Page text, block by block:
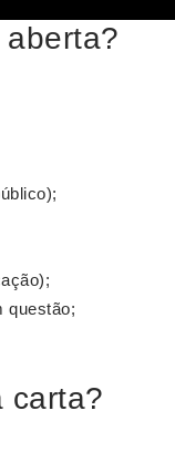
questão;
carta?